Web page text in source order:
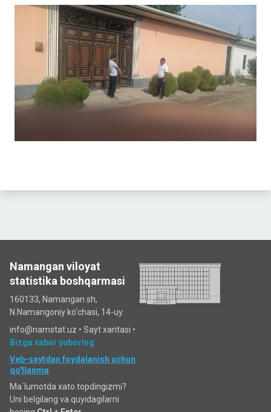
Namangan viloyat
statistika boshqarmasi
160133, Namangan sh,
N.Namangoniy ko'chasi, 14-uy.
info@namstat.uz • Sayt xaritasi •
Bizga xabar yuboring
Veb-saytdan foydalanish uchun
qo'llanma
Ma`lumotda xato topdingizmi?
Uni belgilang va quyidagilarni